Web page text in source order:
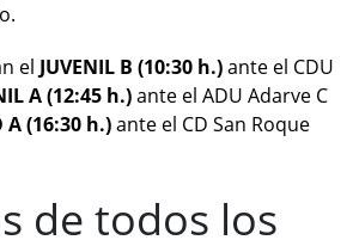
el JUVENIL B (10:30 h.)ante el CDU
A (12:45 h.)ante el ADU Adarve C
A (16:30 h.)ante el CD San Roque
de todos los